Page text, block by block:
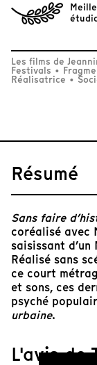
Les films de
Festivals •
Réalisatrice •
Résumé
Sans faire
coréalisé avec
saisissant
Réalisé sans
ce court
et sons, ces
psyché
urbaine.
L'avis de